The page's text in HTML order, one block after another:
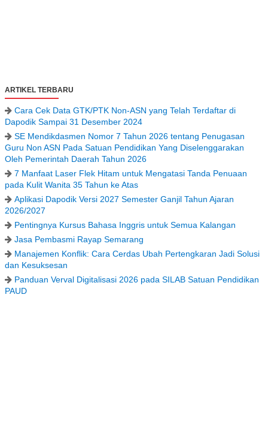
ARTIKEL TERBARU
Cara Cek Data GTK/PTK Non-ASN yang Telah Terdaftar di
Dapodik Sampai 31 Desember 2024
SE Mendikdasmen Nomor 7 Tahun 2026 tentang Penugasan
Guru Non ASN Pada Satuan Pendidikan Yang Diselenggarakan
Oleh Pemerintah Daerah Tahun 2026
7 Manfaat Laser Flek Hitam untuk Mengatasi Tanda Penuaan
pada Kulit Wanita 35 Tahun ke Atas
Aplikasi Dapodik Versi 2027 Semester Ganjil Tahun Ajaran
2026/2027
Pentingnya Kursus Bahasa Inggris untuk Semua Kalangan
Jasa Pembasmi Rayap Semarang
Manajemen Konflik: Cara Cerdas Ubah Pertengkaran Jadi Solusi
dan Kesuksesan
Panduan Verval Digitalisasi 2026 pada SILAB Satuan Pendidikan
PAUD